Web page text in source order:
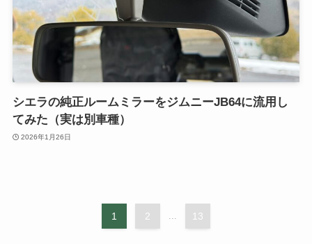
シエラの純正ルームミラーをジムニーJB64に流用し
てみた（実は別車種）
2026年1月26日
1 2 ... 13